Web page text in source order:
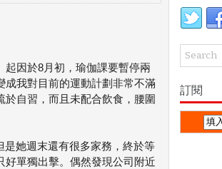
起因於8月初，瑜伽課要暫停兩
成我對目前的運動計劃非常不滿
自習，而且未配合飲食，腰圍
她週末還有很多家務，終於等
單獨出擊。偶然發現公司附近
訂閱